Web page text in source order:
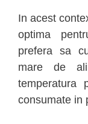
In acest
optima
prefera sa
mare de
temperatura
consumate in